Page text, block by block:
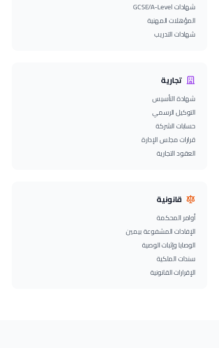
شهادات GCSE/A-Level
المؤهلات المهنية
شهادات التدريب
تجارية
شهادة التأسيس
التوكيل الرسمي
حسابات الشركة
قرارات مجلس الإدارة
العقود التجارية
قانونية
أوامر المحكمة
الإفادات المشفوعة بيمين
الوصايا وإثبات الوصية
سندات الملكية
الإقرارات القانونية